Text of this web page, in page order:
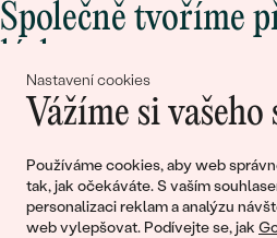
Nastavení cookies
Vážíme si
Používáme cookies, aby web
tak, jak očekáváte. S vaším
personalizaci reklam a analýzu
web vylepšovat. Podívejte se, jak
Společně tvoříme
Připojte se k nám!